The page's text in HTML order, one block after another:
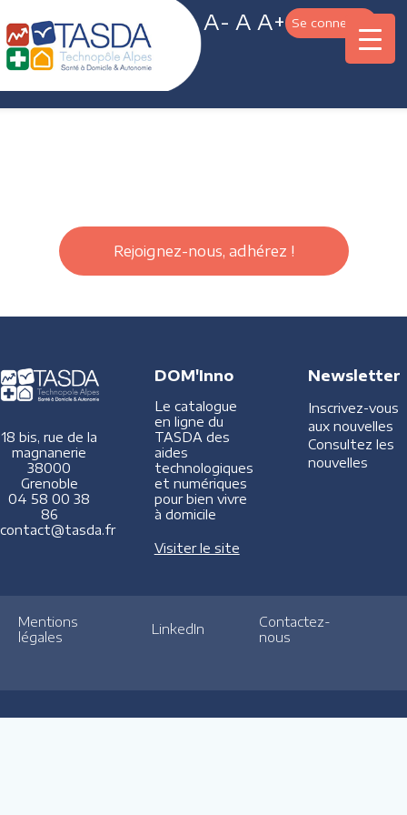
A- A A+ Se connecter
Rejoignez-nous, adhérez !
18 bis, rue de la
magnanerie
38000
Grenoble
04 58 00 38
86
contact@tasda.fr
DOM'Inno
Le catalogue
en ligne du
TASDA des
aides
technologiques
et numériques
pour bien vivre
à domicile
Visiter le site
Newsletter
Inscrivez-vous
aux nouvelles
Consultez les
nouvelles
Mentions
légales
LinkedIn
Contactez-
nous